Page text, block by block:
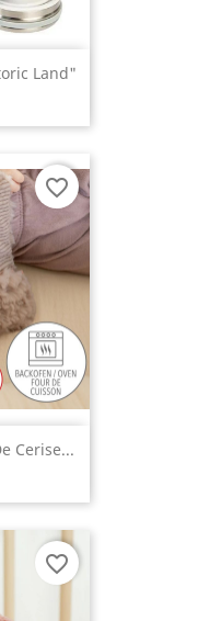
Land"
Cerise...
favorite_border
favorite_border